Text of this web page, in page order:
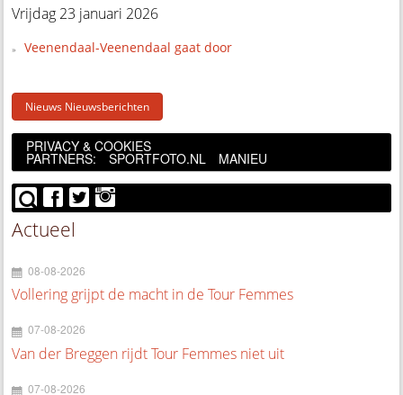
Vrijdag 23 januari 2026
Veenendaal-Veenendaal gaat door
Nieuws Nieuwsberichten
PRIVACY & COOKIES
PARTNERS: SPORTFOTO.NL MANIEU
Actueel
08-08-2026
Vollering grijpt de macht in de Tour Femmes
07-08-2026
Van der Breggen rijdt Tour Femmes niet uit
07-08-2026